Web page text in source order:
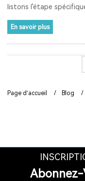
listons l'étape
En savoir plus
HAUT-PARLEUR DE
SYSTÈME
RADIO BLUETOOTH
Page d’accueil / Blog /